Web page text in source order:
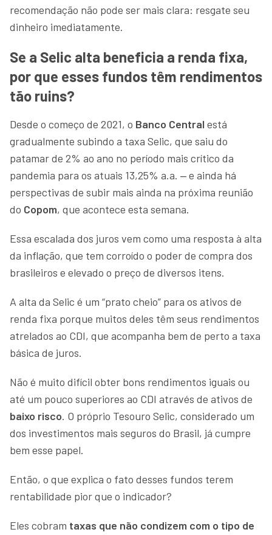
recomendação não pode ser mais clara: resgate seu
dinheiro imediatamente.
Se a Selic alta beneficia a renda fixa,
por que esses fundos têm rendimentos
tão ruins?
Desde o começo de 2021, o Banco Central está
gradualmente subindo a taxa Selic, que saiu do
patamar de 2% ao ano no período mais crítico da
pandemia para os atuais 13,25% a.a. ‒ e ainda há
perspectivas de subir mais ainda na próxima reunião
do Copom, que acontece esta semana.
Essa escalada dos juros vem como uma resposta à alta
da inflação, que tem corroído o poder de compra dos
brasileiros e elevado o preço de diversos itens.
A alta da Selic é um “prato cheio” para os ativos de
renda fixa porque muitos deles têm seus rendimentos
atrelados ao CDI, que acompanha bem de perto a taxa
básica de juros.
Não é muito difícil obter bons rendimentos iguais ou
até um pouco superiores ao CDI através de ativos de
baixo risco. O próprio Tesouro Selic, considerado um
dos investimentos mais seguros do Brasil, já cumpre
bem esse papel.
Então, o que explica o fato desses fundos terem
rentabilidade pior que o indicador?
Eles cobram taxas que não condizem com o tipo de